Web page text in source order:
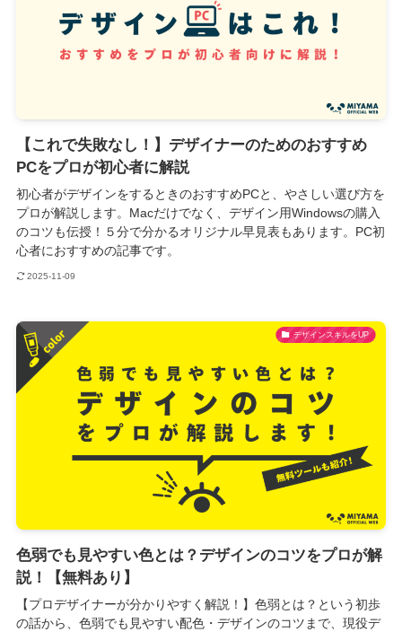
【これで失敗なし！】デザイナーのためのおすすめ
PCをプロが初心者に解説
初心者がデザインをするときのおすすめPCと、やさしい選び方を
プロが解説します。Macだけでなく、デザイン用Windowsの購入
のコツも伝授！５分で分かるオリジナル早見表もあります。PC初
心者におすすめの記事です。
2025-11-09
デザインスキルをUP
色弱でも見やすい色とは？デザインのコツをプロが解
説！【無料あり】
【プロデザイナーが分かりやすく解説！】色弱とは？という初歩
の話から、色弱でも見やすい配色・デザインのコツまで、現役デ